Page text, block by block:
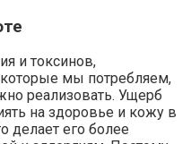
и токсинов,
мы потребляем,
реализовать. Ущерб
на здоровье и кожу в
делает его более